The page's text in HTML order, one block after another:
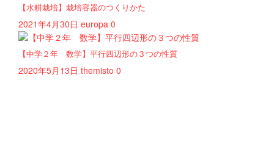
【水耕栽培】栽培容器のつくりかた
2021年4月30日 europa 0
【中学２年 数学】平行四辺形の３つの性質
2020年5月13日 themisto 0